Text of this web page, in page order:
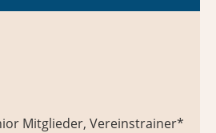
Mitglieder, Vereinstrainer*in